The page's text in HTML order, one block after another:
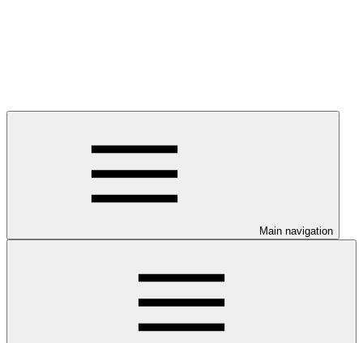
Main navigation